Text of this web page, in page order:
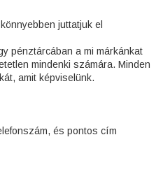
juttatjuk el
pénztárcában a mi márkánkat
mindenki számára. Minden
amit képviselünk.
és pontos cím